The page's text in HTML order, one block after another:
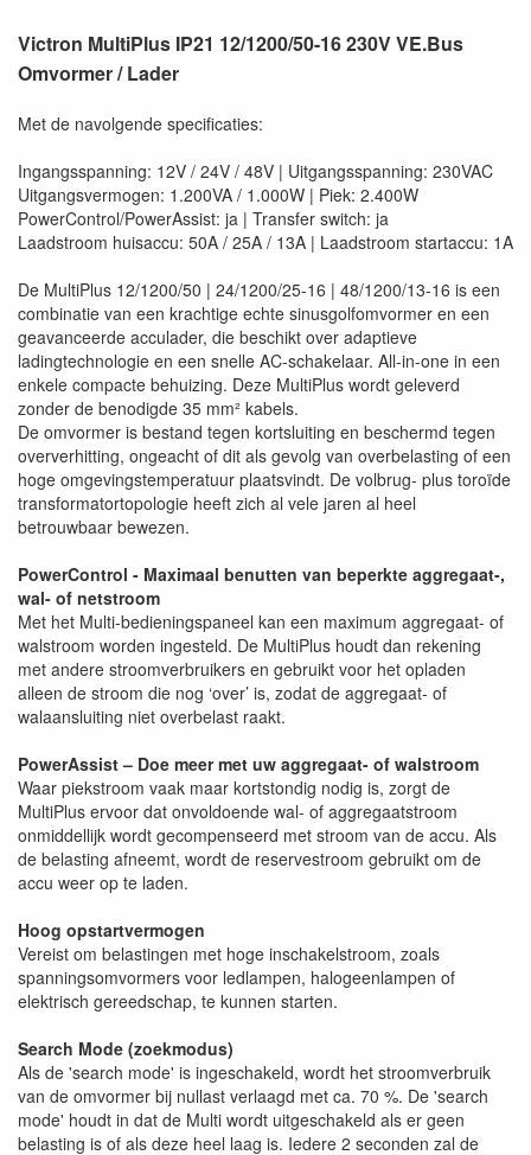
Victron MultiPlus IP21 12/1200/50-16 230V VE.Bus
Omvormer / Lader
Met de navolgende specificaties:
Ingangsspanning: 12V / 24V / 48V | Uitgangsspanning: 230VAC
Uitgangsvermogen: 1.200VA / 1.000W | Piek: 2.400W
PowerControl/PowerAssist: ja | Transfer switch: ja
Laadstroom huisaccu: 50A / 25A / 13A | Laadstroom startaccu: 1A
De MultiPlus 12/1200/50 | 24/1200/25-16 | 48/1200/13-16 is een
combinatie van een krachtige echte sinusgolfomvormer en een
geavanceerde acculader, die beschikt over adaptieve
ladingtechnologie en een snelle AC-schakelaar. All-in-one in een
enkele compacte behuizing. Deze MultiPlus wordt geleverd
zonder de benodigde 35 mm² kabels.
De omvormer is bestand tegen kortsluiting en beschermd tegen
oververhitting, ongeacht of dit als gevolg van overbelasting of een
hoge omgevingstemperatuur plaatsvindt. De volbrug- plus toroïde
transformatortopologie heeft zich al vele jaren al heel
betrouwbaar bewezen.
PowerControl - Maximaal benutten van beperkte aggregaat-,
wal- of netstroom
Met het Multi-bedieningspaneel kan een maximum aggregaat- of
walstroom worden ingesteld. De MultiPlus houdt dan rekening
met andere stroomverbruikers en gebruikt voor het opladen
alleen de stroom die nog ‘over’ is, zodat de aggregaat- of
walaansluiting niet overbelast raakt.
PowerAssist – Doe meer met uw aggregaat- of walstroom
Waar piekstroom vaak maar kortstondig nodig is, zorgt de
MultiPlus ervoor dat onvoldoende wal- of aggregaatstroom
onmiddellijk wordt gecompenseerd met stroom van de accu. Als
de belasting afneemt, wordt de reservestroom gebruikt om de
accu weer op te laden.
Hoog opstartvermogen
Vereist om belastingen met hoge inschakelstroom, zoals
spanningsomvormers voor ledlampen, halogeenlampen of
elektrisch gereedschap, te kunnen starten.
Search Mode (zoekmodus)
Als de 'search mode' is ingeschakeld, wordt het stroomverbruik
van de omvormer bij nullast verlaagd met ca. 70 %. De 'search
mode' houdt in dat de Multi wordt uitgeschakeld als er geen
belasting is of als deze heel laag is. Iedere 2 seconden zal de